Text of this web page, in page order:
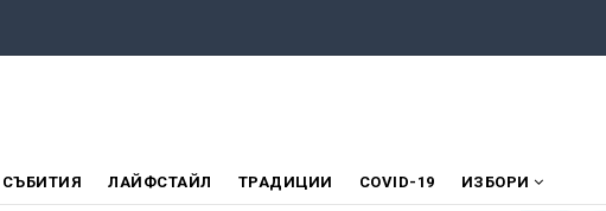
СЪБИТИЯ ЛАЙФСТАЙЛ ТРАДИЦИИ COVID-19 ИЗБОРИ